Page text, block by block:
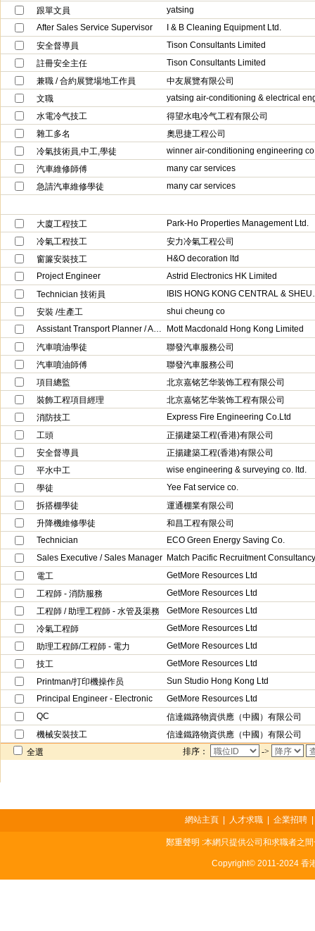
跟單文員
yatsing
After Sales Service Supervisor
I & B Cleaning Equipment Ltd.
安全督導員
Tison Consultants Limited
註冊安全主任
Tison Consultants Limited
兼職 / 合約展覽場地工作員
中友展覽有限公司
文職
yatsing air-conditioning & electrical
水電冷气技工
得望水电冷气工程有限公司
雜工多名
奧思捷工程公司
冷氣技術員,中工,學徒
winner air-conditioning engineering
汽車維修師傅
many car services
急請汽車維修學徒
many car services
大廈工程技工
Park-Ho Properties Management Ltd.
冷氣工程技工
安力冷氣工程公司
窗簾安裝技工
H&O decoration ltd
Project Engineer
Astrid Electronics HK Limited
Technician 技術員
IBIS
安裝 /生產工
shui cheung co
Assistant Transport Planner / Assistant Traffic Engineer
Mott Macdonald Hong Kong Limited
汽車噴油學徒
聯發汽車服務公司
汽車噴油師傅
聯發汽車服務公司
項目總監
北京嘉铭艺华装饰工程有限公司
裝飾工程項目經理
北京嘉铭艺华装饰工程有限公司
消防技工
Express Fire Engineering Co.Ltd
工頭
正揚建築工程(香港)有限公司
安全督導員
正揚建築工程(香港)有限公司
平水中工
wise engineering & surveying co. ltd.
學徒
Yee Fat service co.
拆搭棚學徒
運通棚業有限公司
升降機維修學徒
和昌工程有限公司
Technician
ECO Green Energy Saving Co.
Sales Executive / Sales Manager Match Pacific Recruitment Consultancy
電工
GetMore Resources Ltd
工程師 - 消防服務
GetMore Resources Ltd
工程師 / 助理工程師 - 水管及渠務
GetMore Resources Ltd
冷氣工程師
GetMore Resources Ltd
助理工程師/工程師 - 電力
GetMore Resources Ltd
技工
GetMore Resources Ltd
Printman/打印機操作员
Sun Studio Hong Kong Ltd
Principal Engineer - Electronic
GetMore Resources Ltd
QC
信達鐵路物資供應（中國）有限公司
機械安裝技工
信達鐵路物資供應（中國）有限公司
全選
排序： ->
網站主頁 人才求職 企業招聘
鄭重聲明 :本網只提供公司和求職者之
Copyright© 2011-2024 香